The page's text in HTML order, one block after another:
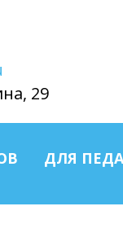
29
ДЛЯ